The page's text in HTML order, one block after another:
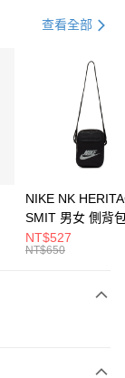
21家銀行
查看全部
NIKE NK
SMIT 男女 側背
BA5871010
NT$527
NT$650